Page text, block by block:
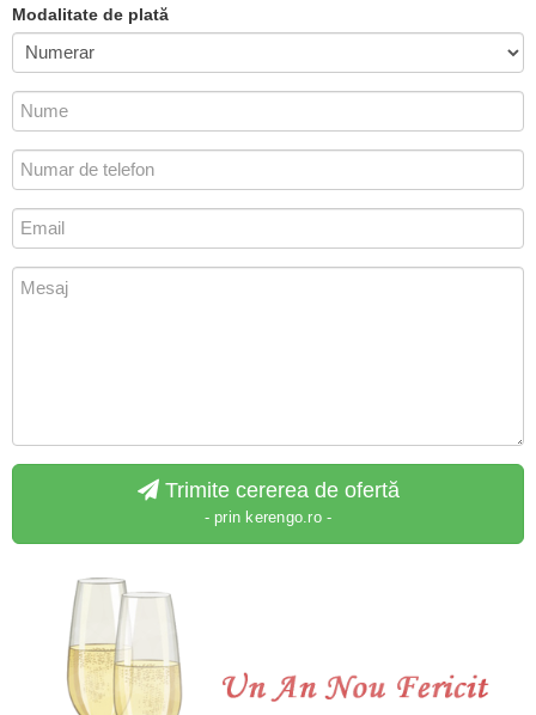
Modalitate de plată
Trimite cererea de ofertă
- prin kerengo.ro -